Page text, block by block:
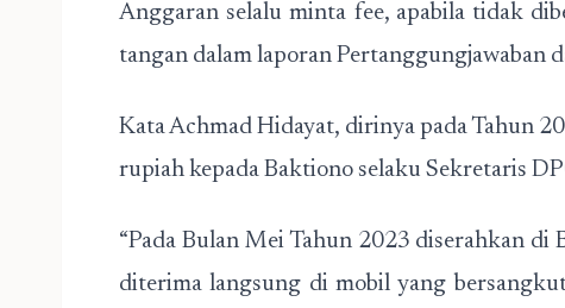
Anggaran selalu minta fee, apabila tidak
tangan dalam laporan Pertanggungjawaban
Kata Achmad Hidayat, dirinya pada Tahun
rupiah kepada Baktiono selaku Sekretaris
“Pada Bulan Mei Tahun 2023 diserahkan di
diterima langsung di mobil yang